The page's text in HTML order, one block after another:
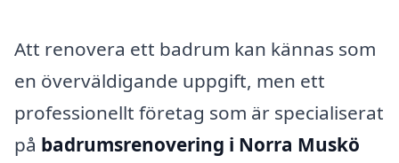
Att renovera ett badrum kan kännas som
en överväldigande uppgift, men ett
professionellt företag som är specialiserat
på badrumsrenovering i Norra Muskö